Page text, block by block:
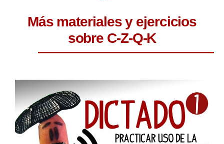
Más materiales y ejercicios
sobre C-Z-Q-K